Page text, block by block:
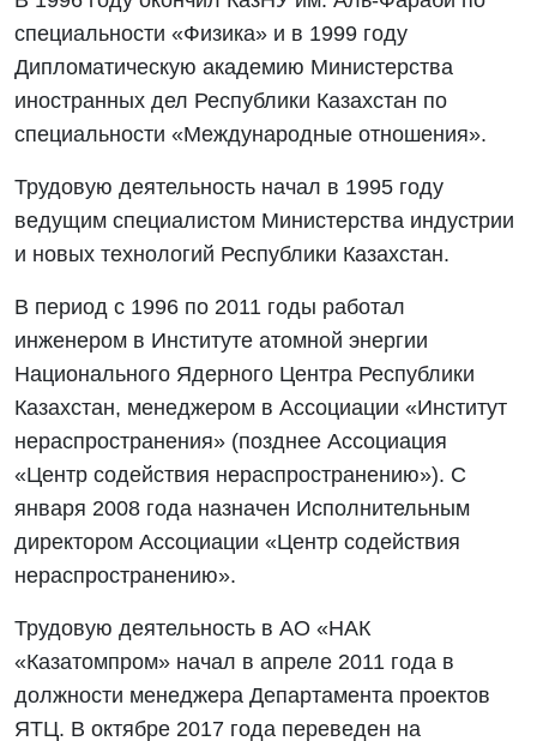
специальности «Физика» и в 1999 году
Дипломатическую академию Министерства
иностранных дел Республики Казахстан по
специальности «Международные отношения».
Трудовую деятельность начал в 1995 году
ведущим специалистом Министерства индустрии
и новых технологий Республики Казахстан.
В период с 1996 по 2011 годы работал
инженером в Институте атомной энергии
Национального Ядерного Центра Республики
Казахстан, менеджером в Ассоциации «Институт
нераспространения» (позднее Ассоциация
«Центр содействия нераспространению»). С
января 2008 года назначен Исполнительным
директором Ассоциации «Центр содействия
нераспространению».
Трудовую деятельность в АО «НАК
«Казатомпром» начал в апреле 2011 года в
должности менеджера Департамента проектов
ЯТЦ. В октябре 2017 года переведен на